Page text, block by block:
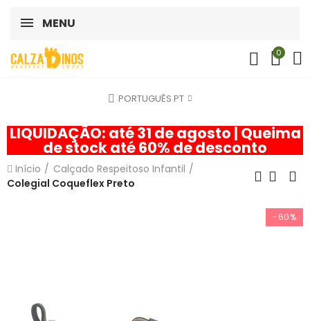
MENU
0
PORTUGUÊS PT
LIQUIDAÇÃO: até 31 de agosto | Queima
de stock até 60% de desconto
Início
Calçado Respeitoso Infantil
Colegial Coqueflex Preto
-60%